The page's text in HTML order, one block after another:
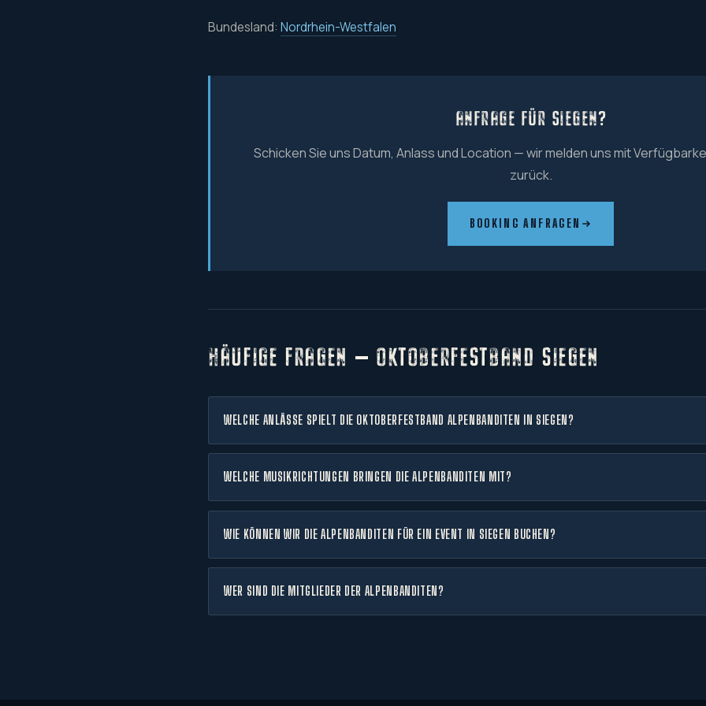
Bundesland: Nordrhein-Westfalen
ANFRAGE FÜR SIEGEN?
Schicken Sie uns Datum, Anlass und Location — wir melden uns mit
zurück.
BOOKING ANFRAGEN
HÄUFIGE FRAGEN — OKTOBERFESTBAND SIEGEN
WELCHE ANLÄSSE SPIELT DIE OKTOBERFESTBAND ALPENBANDITEN IN SIEGEN?
WELCHE MUSIKRICHTUNGEN BRINGEN DIE ALPENBANDITEN MIT?
WIE KÖNNEN WIR DIE ALPENBANDITEN FÜR EIN EVENT IN SIEGEN BUCHEN?
WER SIND DIE MITGLIEDER DER ALPENBANDITEN?